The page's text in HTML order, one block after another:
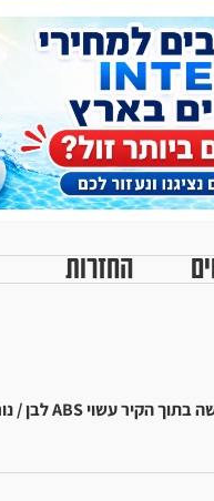
החזרות
בתוך הקירעשוי ABS לבן / נורת הלוגן 12V/100W/ כבל באורך 3 מ'